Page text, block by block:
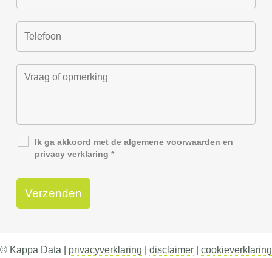
Ik ga akkoord met dealgemene voorwaarden en
privacy verklaring *
© Kappa Data | privacyverklaring disclaimer cookieverklaring